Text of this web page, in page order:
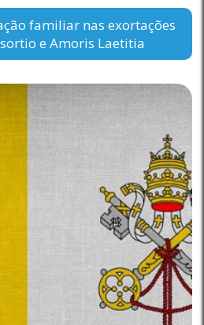
familiar nas exortações
e Amoris Laetitia